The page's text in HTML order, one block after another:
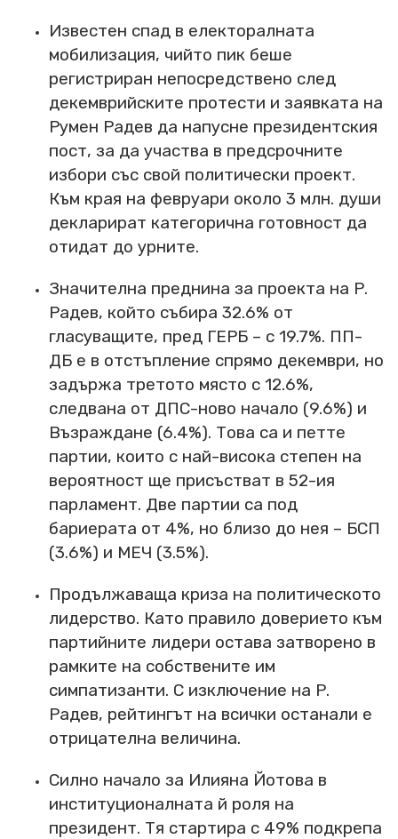
Известен спад в електоралната
мобилизация, чийто пик беше
регистриран непосредствено след
декемврийските протести и заявката на
Румен Радев да напусне президентския
пост, за да участва в предсрочните
избори със свой политически проект.
Към края на февруари около 3 млн. души
декларират категорична готовност да
отидат до урните.
Значителна преднина за проекта на Р.
Радев, който събира 32.6% от
гласуващите, пред ГЕРБ – с 19.7%. ПП-
ДБ е в отстъпление спрямо декември, но
задържа третото място с 12.6%,
следвана от ДПС-ново начало (9.6%) и
Възраждане (6.4%). Това са и петте
партии, които с най-висока степен на
вероятност ще присъстват в 52-ия
парламент. Две партии са под
бариерата от 4%, но близо до нея – БСП
(3.6%) и МЕЧ (3.5%).
Продължаваща криза на политическото
лидерство. Като правило доверието към
партийните лидери остава затворено в
рамките на собствените им
симпатизанти. С изключение на Р.
Радев, рейтингът на всички останали е
отрицателна величина.
Силно начало за Илияна Йотова в
институционалната й роля на
президент. Тя стартира с 49% подкрепа